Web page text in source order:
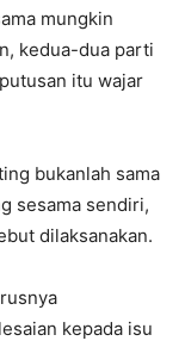
mungkin
kedua-dua parti
itu wajar
bukanlah sama
sesama sendiri,
dilaksanakan.
kepada isu